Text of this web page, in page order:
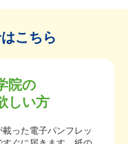
こちら
院の
しい方
った電子パンフレッ